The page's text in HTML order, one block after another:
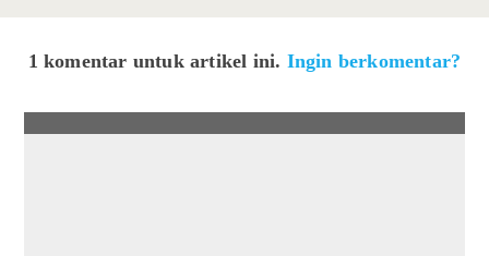
1 komentar untuk artikel ini. Ingin berkomentar?